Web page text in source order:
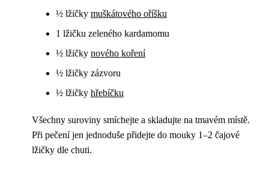
½ lžičky muškátového oříšku
1 lžičku zeleného kardamomu
½ lžičky nového koření
½ lžičky zázvoru
½ lžičky hřebíčku
Všechny suroviny smíchejte a skladujte na tmavém místě.
Při pečení jen jednoduše přidejte do mouky 1–2 čajové
lžičky dle chuti.